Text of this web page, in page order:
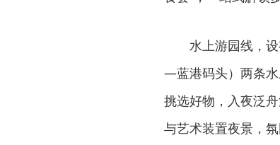
水上游园线，
—蓝港码头）两条水
挑选好物，入夜泛
与艺术装置夜景，